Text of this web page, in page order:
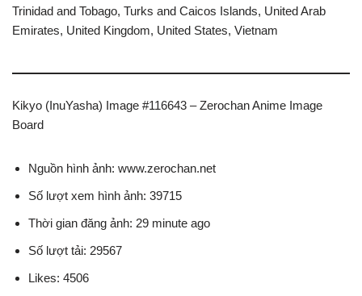
Trinidad and Tobago, Turks and Caicos Islands, United Arab
Emirates, United Kingdom, United States, Vietnam
Kikyo (InuYasha) Image #116643 – Zerochan Anime Image
Board
Nguồn hình ảnh: www.zerochan.net
Số lượt xem hình ảnh: 39715
Thời gian đăng ảnh: 29 minute ago
Số lượt tải: 29567
Likes: 4506